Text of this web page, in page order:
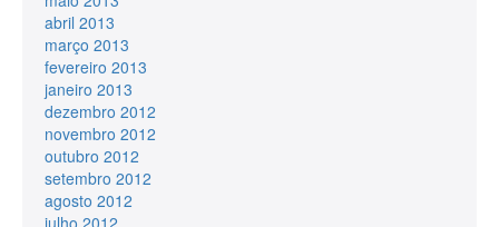
abril 2013
março 2013
fevereiro 2013
janeiro 2013
dezembro 2012
novembro 2012
outubro 2012
setembro 2012
agosto 2012
julho 2012